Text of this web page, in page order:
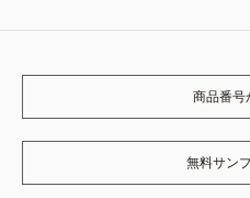
商品番号
無料サン